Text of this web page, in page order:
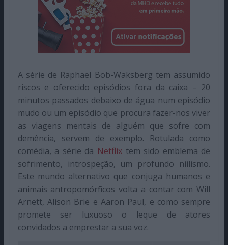
A série de Raphael Bob-Waksberg tem assumido
riscos e oferecido episódios fora da caixa – 20
minutos passados debaixo de água num episódio
mudo ou um episódio que procura fazer-nos viver
as viagens mentais de alguém que sofre com
demência, servem de exemplo. Rotulada como
comédia, a série da Netflixtem sido emblema de
sofrimento, introspeção, um profundo niilismo.
Este mundo alternativo que conjuga humanos e
animais antropomórficos volta a contar com Will
Arnett, Alison Brie e Aaron Paul, e como sempre
promete ser luxuoso o leque de atores
convidados a emprestar a sua voz.